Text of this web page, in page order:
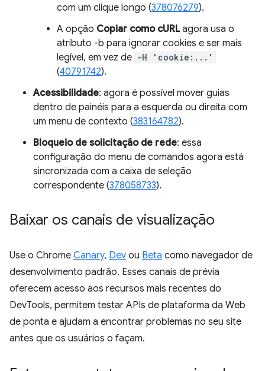
com um clique longo (378076279).
A opção Copiar como cURLagora usa o
atributo -b para ignorar cookies e ser mais
legível, em vez de -H 'cookie:...'
(40791742).
Acessibilidade: agora é possível mover guias
dentro de painéis para a esquerda ou direita com
um menu de contexto (383164782).
Bloqueio de solicitação de rede: essa
configuração do menu de comandos agora está
sincronizada com a caixa de seleção
correspondente (378058733).
Baixar os canais de visualização
Use o Chrome Canary, Dev ou Beta como navegador de
desenvolvimento padrão. Esses canais de prévia
oferecem acesso aos recursos mais recentes do
DevTools, permitem testar APIs de plataforma da Web
de ponta e ajudam a encontrar problemas no seu site
antes que os usuários o façam.